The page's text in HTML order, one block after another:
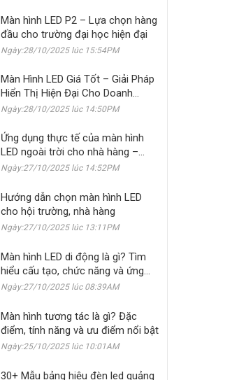
Màn hình LED P2 – Lựa chọn hàng
đầu cho trường đại học hiện đại
Ngày:28/10/2025 lúc 15:54PM
Màn Hình LED Giá Tốt – Giải Pháp
Hiển Thị Hiện Đại Cho Doanh
Nghiệp
Ngày:28/10/2025 lúc 14:50PM
Ứng dụng thực tế của màn hình
LED ngoài trời cho nhà hàng –
khách sạn
Ngày:27/10/2025 lúc 14:52PM
Hướng dẫn chọn màn hình LED
cho hội trường, nhà hàng
Ngày:27/10/2025 lúc 13:11PM
Màn hình LED di động là gì? Tìm
hiểu cấu tạo, chức năng và ứng
dụng
Ngày:27/10/2025 lúc 08:39AM
Màn hình tương tác là gì? Đặc
điểm, tính năng và ưu điểm nổi bật
Ngày:25/10/2025 lúc 10:01AM
30+ Mẫu bảng hiệu đèn led quảng